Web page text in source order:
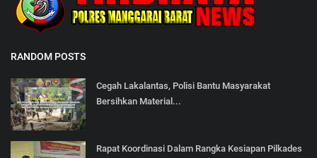
RANDOM POSTS
Cegah Lakalantas, Polisi Bantu Masyarakat
Bersihkan Material...
Rapat Koordinasi Dalam Rangka Kesiapan Pilkades